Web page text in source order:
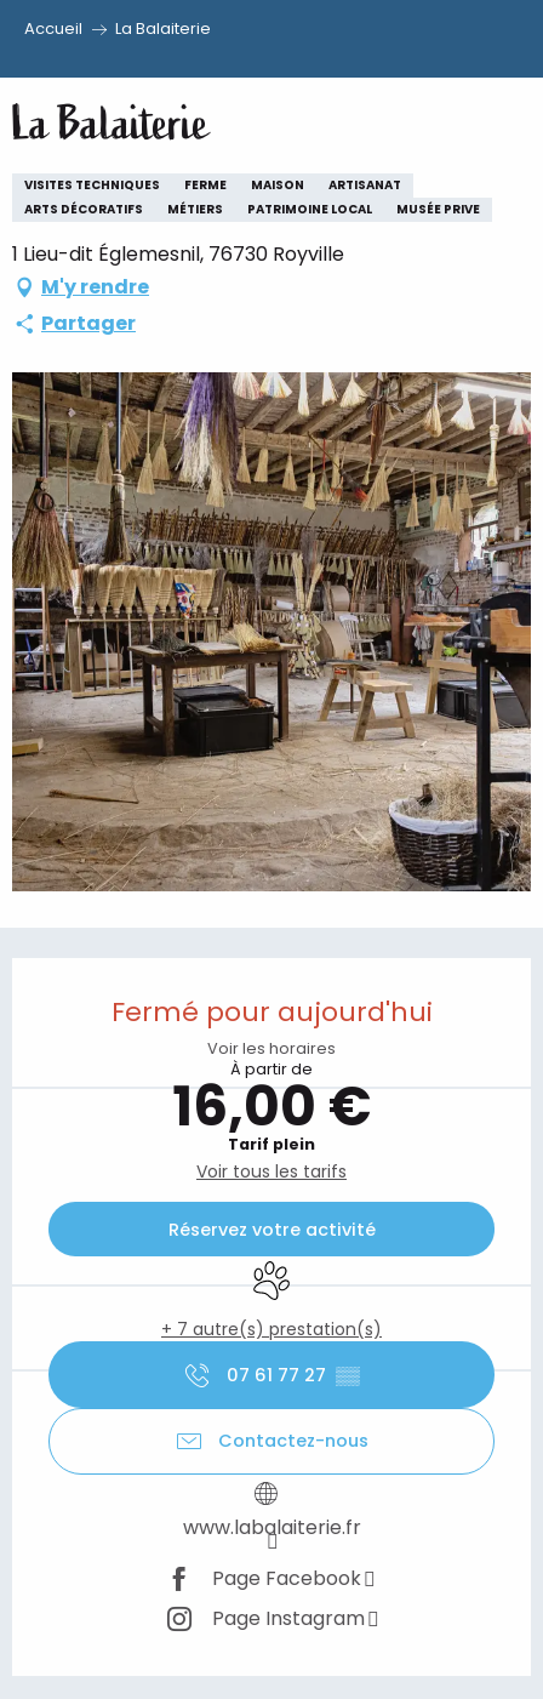
au
contenu
principal
Accueil La Balaiterie
La Balaiterie
VISITES TECHNIQUES FERME MAISON
ARTISANAT
ARTS DÉCORATIFS
MÉTIERS PATRIMOINE LOCAL MUSÉE PRIVE
1 Lieu-dit Églemesnil, 76730 Royville
M'y rendre
Partager
Fermé pour aujourd'hui
Voir les horaires
À partir de
16,00 €
Tarif plein
Voir tous les tarifs
Réservez votre activité
Animaux acceptés
+ 7 autre(s) prestation(s)
07 61 77 27 ▒▒
Contactez-nous
www.labalaiterie.fr
Page Facebook
Page Instagram